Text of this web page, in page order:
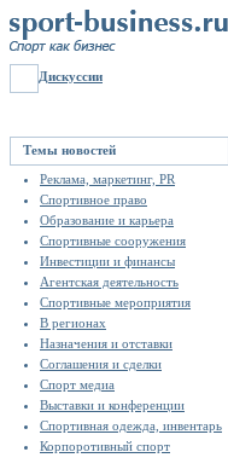
Дискуссии
Темы новостей
Реклама, маркетинг, PR
Спортивное право
Образование и карьера
Спортивные сооружения
Инвестиции и финансы
Агентская деятельность
Спортивные мероприятия
В регионах
Назначения и отставки
Соглашения и сделки
Спорт медиа
Выставки и конференции
Спортивная одежда, инвентарь
Корпоротивный спорт